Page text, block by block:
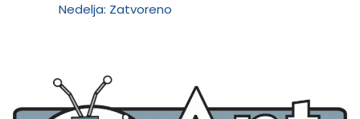
Nedelja: Zatvoreno